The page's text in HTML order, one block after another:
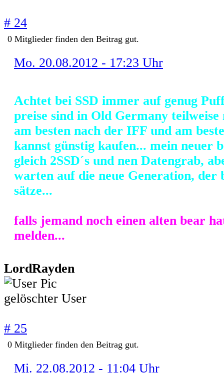
# 24
0 Mitglieder finden den Beitrag gut.
Mo. 20.08.2012 - 17:23 Uhr
Achtet bei SSD immer auf genug
preise sind in Old Germany
am besten nach der IFF und am
kannst günstig kaufen... mein neuer
gleich 2SSD´s und nen Datengrab,
warten auf die neue Generation, der
sätze...
falls jemand noch einen alten bear
melden...
LordRayden
gelöschter User
# 25
0 Mitglieder finden den Beitrag gut.
Mi. 22.08.2012 - 11:04 Uhr